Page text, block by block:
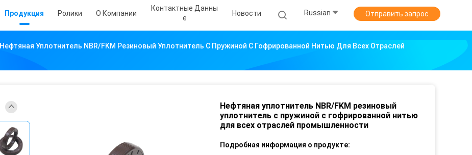
Продукция Ролики О Компании
Контактные Данны
Е
Новости Russian Отправить запрос
Нефтяная Уплотнитель NBR/FKM Резиновый Уплотнитель С Пружиной С Гофрированной Нитью Для Всех Отраслей
Нефтяная уплотнитель NBR/FKM резиновый
уплотнитель с пружиной с гофрированной нитью
для всех отраслей промышленности
Подробная информация о продукте: